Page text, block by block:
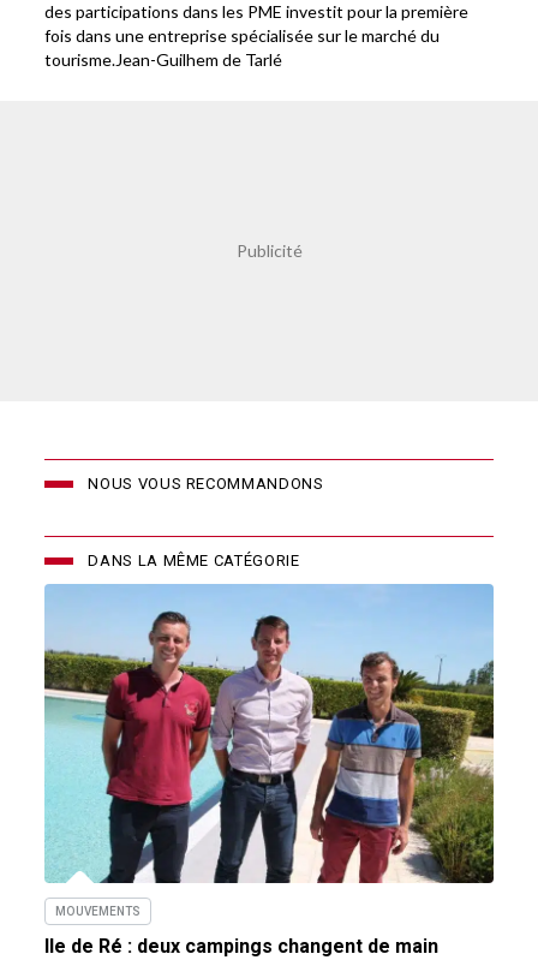
des participations dans les PME investit pour la première
fois dans une entreprise spécialisée sur le marché du
tourisme.Jean-Guilhem de Tarlé
NOUS VOUS RECOMMANDONS
DANS LA MÊME CATÉGORIE
MOUVEMENTS
Ile de Ré : deux campings changent de main